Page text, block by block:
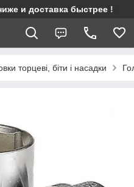
и доставка быстрее !
торцеві, біти і насадки